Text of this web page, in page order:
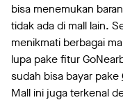
bisa menemukan
tidak ada di mall lain.
menikmati berbagai
lupa pake fitur
sudah bisa bayar pake
Mall ini juga terkenal